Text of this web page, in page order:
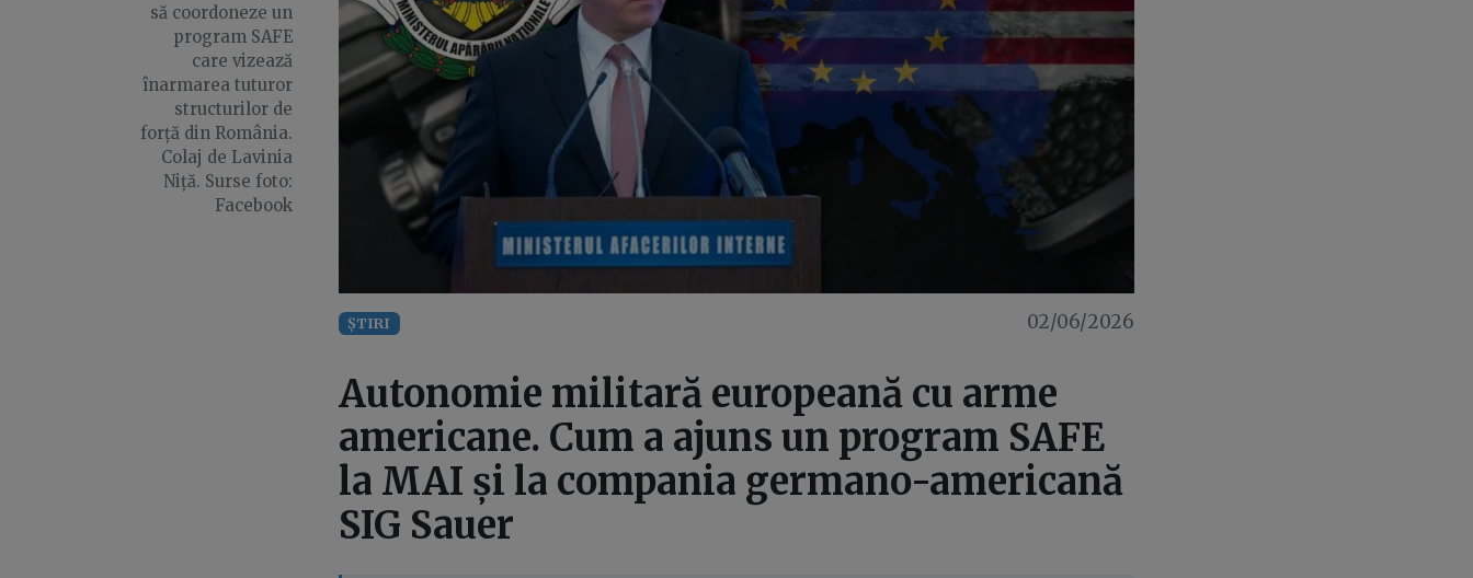
să coordoneze un
program SAFE
care vizează
înarmarea tuturor
structurilor de
forță din România.
Colaj de Lavinia
Niță. Surse foto:
Facebook
ȘTIRI 02/06/2026
Autonomie militară europeană cu arme
americane. Cum a ajuns un program SAFE
la MAI și la compania germano-americană
SIG Sauer